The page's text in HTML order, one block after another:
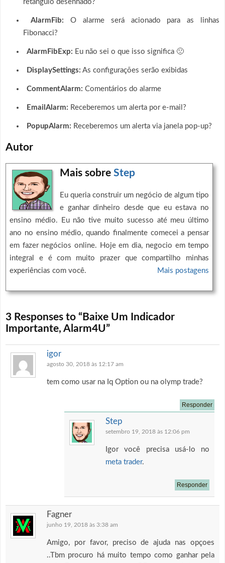
retângulo desenhado?
AlarmFib: O alarme será acionado para as linhas
Fibonacci?
AlarmFibExp: Eu não sei o que isso significa 🙁
DisplaySettings: As configurações serão exibidas
CommentAlarm: Comentários do alarme
EmailAlarm: Receberemos um alerta por e-mail?
PopupAlarm: Receberemos um alerta via janela pop-up?
Autor
Mais sobre Step
Eu queria construir um negócio de algum tipo
e ganhar dinheiro desde que eu estava no
ensino médio. Eu não tive muito sucesso até meu último
ano no ensino médio, quando finalmente comecei a pensar
em fazer negócios online. Hoje em dia, negocio em tempo
integral e é com muito prazer que compartilho minhas
experiências com você.
Mais postagens
3 Responses to “Baixe Um Indicador
Importante, Alarm4U”
igor
agosto 30, 2018 às 12:17 am
tem como usar na Iq Option ou na olymp trade?
Responder
Step
setembro 19, 2018 às 12:06 pm
Igor você precisa usá-lo no
meta trader.
Responder
Fagner
junho 19, 2018 às 3:38 am
Amigo, por favor, preciso de ajuda nas opçoes
..Tbm procuro há muito tempo como ganhar pela